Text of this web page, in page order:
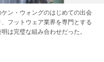
ン・ウォングのはじめての出会
フットウェア業界を専門とする
は完璧な組み合わせだった。